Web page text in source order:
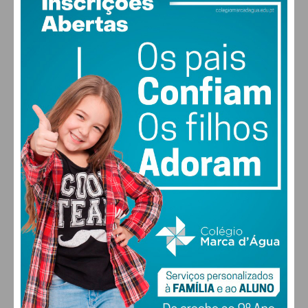
14°
vento: 1m/s ESE
MAX 14 • MIN 14
28°
QUI
29
SEX
29°
SÁB
28
DOM
FARMACIAS DE SERVIÇO EM PAÇOS DE
FERREIRA